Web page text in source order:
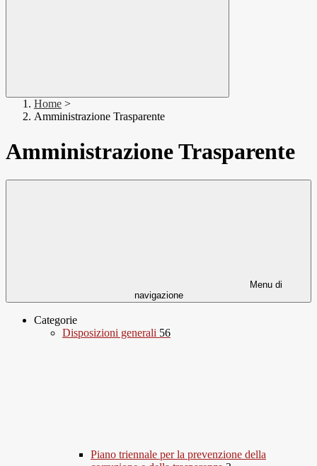
Home >
Amministrazione Trasparente
Amministrazione Trasparente
Menu di
navigazione
Categorie
Disposizioni generali 56
Piano triennale per la prevenzione della